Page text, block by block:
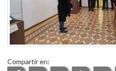
Compartir en: